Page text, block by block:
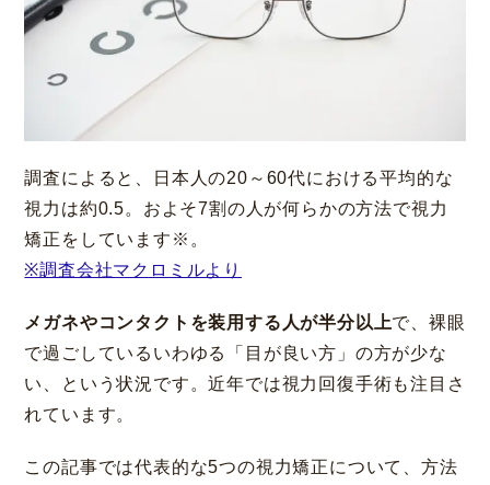
診療内容
クリニック案内
手術・料金 アフターケア
ドクター紹介
コラム お知らせ
大阪 梅田本院
大阪市北区梅田
詳細 Web予約
福岡市中央区天神
詳細 Web予約
先進会眼科 福岡飯塚
北海道札幌市東区
[ICL提携]鹿児島園
田眼科
鹿児島市中央町
[提携]木村眼科 天王
寺院
調査によると、日本人の20～60代における平均的な
視力は約0.5。およそ7割の人が何らかの方法で視力
矯正をしています※。
※調査会社マクロミルより
メガネやコンタクトを装用する人が半分以上で、裸眼
で過ごしているいわゆる「目が良い方」の方が少な
い、という状況です。近年では視力回復手術も注目さ
れています。
この記事では代表的な5つの視力矯正について、方法